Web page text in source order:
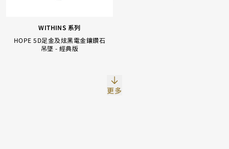
WITHINS 系列
HOPE 5D足金及炫黑電金鑲鑽石
吊墜 - 經典版
更多